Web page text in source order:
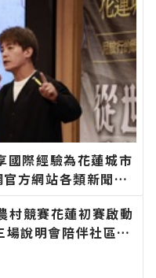
國際經驗為花蓮城市
方網站各類新聞－
在地資訊！
村競賽花蓮初賽啟動
場說明會陪伴社區展